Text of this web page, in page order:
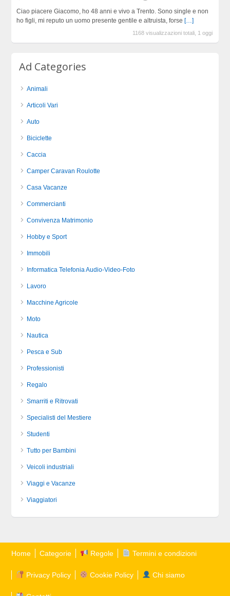
Ciao piacere Giacomo, ho 48 anni e vivo a Trento. Sono single e non
ho figli, mi reputo un uomo presente gentile e altruista, forse […]
1168 visualizzazioni totali, 1 oggi
Ad Categories
Animali
Articoli Vari
Auto
Biciclette
Caccia
Camper Caravan Roulotte
Casa Vacanze
Commercianti
Convivenza Matrimonio
Hobby e Sport
Immobili
Informatica Telefonia Audio-Video-Foto
Lavoro
Macchine Agricole
Moto
Nautica
Pesca e Sub
Professionisti
Regalo
Smarriti e Ritrovati
Specialisti del Mestiere
Studenti
Tutto per Bambini
Veicoli industriali
Viaggi e Vacanze
Viaggiatori
Home Categorie Regole Termini e condizioni
Privacy Policy Cookie Policy Chi siamo